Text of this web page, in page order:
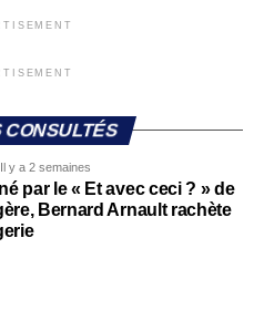
CONSULTÉS
Il y a 2 semaines
par le « Et avec ceci ? » de
Bernard Arnault rachète